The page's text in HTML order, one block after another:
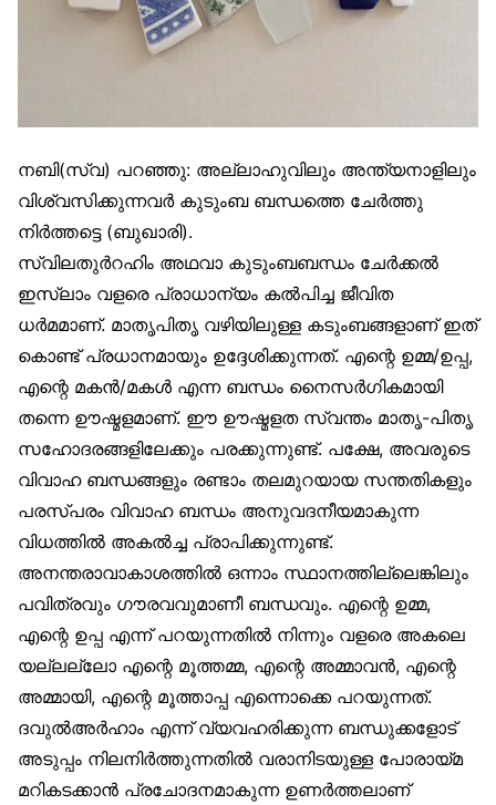
നബി(സ്വ) പറഞ്ഞു: അല്ലാഹുവിലും അന്ത്യനാളിലും
വിശ്വസിക്കുന്നവർ കുടുംബ ബന്ധത്തെ ചേർത്തു
നിർത്തട്ടെ (ബുഖാരി).
സ്വിലതുർറഹിം അഥവാ കുടുംബബന്ധം ചേർക്കൽ
ഇസ്‌ലാം വളരെ പ്രാധാന്യം കൽപിച്ച ജീവിത
ധർമമാണ്. മാതൃപിതൃ വഴിയിലുള്ള കടുംബങ്ങളാണ് ഇത്
കൊണ്ട് പ്രധാനമായും ഉദ്ദേശിക്കുന്നത്. എന്റെ ഉമ്മ/ഉപ്പ,
എന്റെ മകൻ/മകൾ എന്ന ബന്ധം നൈസർഗികമായി
തന്നെ ഊഷ്മളമാണ്. ഈ ഊഷ്മളത സ്വന്തം മാതൃ-പിതൃ
സഹോദരങ്ങളിലേക്കും പരക്കുന്നുണ്ട്. പക്ഷേ, അവരുടെ
വിവാഹ ബന്ധങ്ങളും രണ്ടാം തലമുറയായ സന്തതികളും
പരസ്പരം വിവാഹ ബന്ധം അനുവദനീയമാകുന്ന
വിധത്തിൽ അകൽച്ച പ്രാപിക്കുന്നുണ്ട്.
അനന്തരാവാകാശത്തിൽ ഒന്നാം സ്ഥാനത്തില്ലെങ്കിലും
പവിത്രവും ഗൗരവവുമാണീ ബന്ധവും. എന്റെ ഉമ്മ,
എന്റെ ഉപ്പ എന്ന് പറയുന്നതിൽ നിന്നും വളരെ അകലെ
യല്ലല്ലോ എന്റെ മൂത്തമ്മ, എന്റെ അമ്മാവൻ, എന്റെ
അമ്മായി, എന്റെ മൂത്താപ്പ എന്നൊക്കെ പറയുന്നത്.
ദവുൽഅർഹാം എന്ന് വ്യവഹരിക്കുന്ന ബന്ധുക്കളോട്
അടുപ്പം നിലനിർത്തുന്നതിൽ വരാനിടയുള്ള പോരായ്മ
മറികടക്കാൻ പ്രചോദനമാകുന്ന ഉണർത്തലാണ്